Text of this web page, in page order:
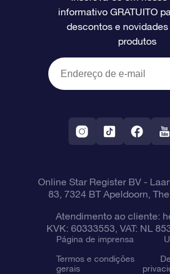
Avaliações
O cartão de presente da OSR
Presentes corporativos
Página estelar personalizada
Um Milhão de Estrelas
OSR Starsaver
Aplicativo RV Fly me to the
Informações de pagamento
Política de devolução
Constelações
informativo GRATUITO
descontos e novidades
produtos
Online Star Register BV-
83, 7324 BT Apeldoorn,
Atendimento ao cliente:
KVK: 60333553, VAT: NL
Página de imprensa
Termos e condições
gerais